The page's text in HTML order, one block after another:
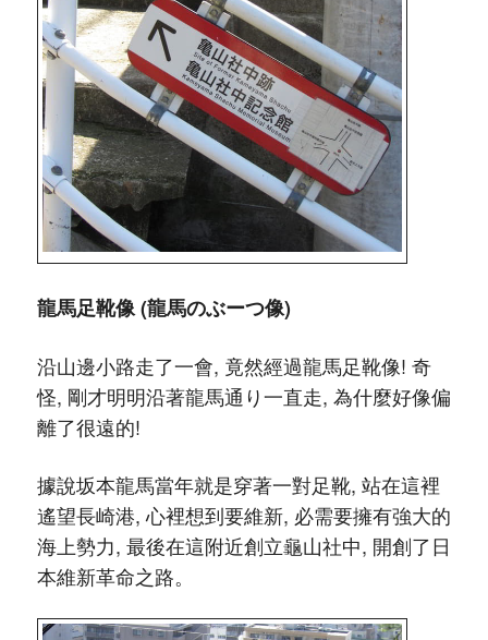
龍馬足靴像 (龍馬のぶーつ像)
沿山邊小路走了一會, 竟然經過龍馬足靴像! 奇
怪, 剛才明明沿著龍馬通り一直走, 為什麼好像偏
離了很遠的!
據說坂本龍馬當年就是穿著一對足靴, 站在這裡
遙望長崎港, 心裡想到要維新, 必需要擁有強大的
海上勢力, 最後在這附近創立龜山社中, 開創了日
本維新革命之路。